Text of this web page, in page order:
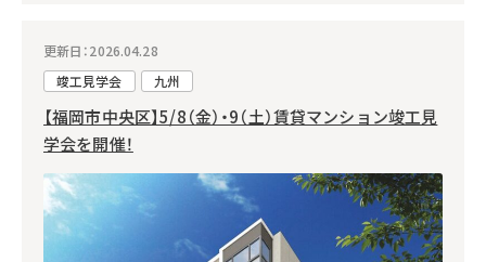
更新日：2026.04.28
竣工見学会
九州
【福岡市中央区】5/8（金）・9（土）賃貸マンション竣工見
学会を開催！